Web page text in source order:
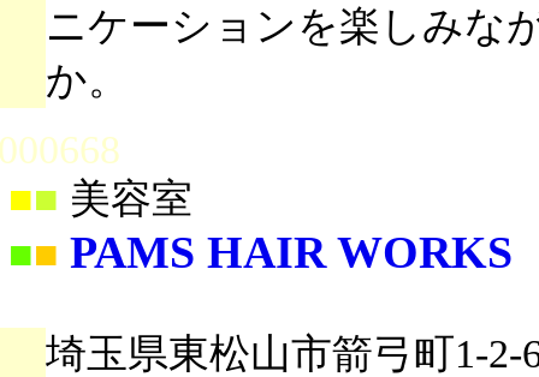
ニケーションを楽しみな
か。
■ 美容室
■■ PAMS HAIR WORKS
埼玉県東松山市箭弓町1-2-